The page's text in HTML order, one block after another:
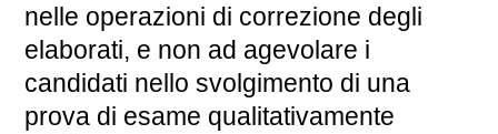
nelle operazioni di correzione degli
elaborati, e non ad agevolare i
candidati nello svolgimento di una
prova di esame qualitativamente